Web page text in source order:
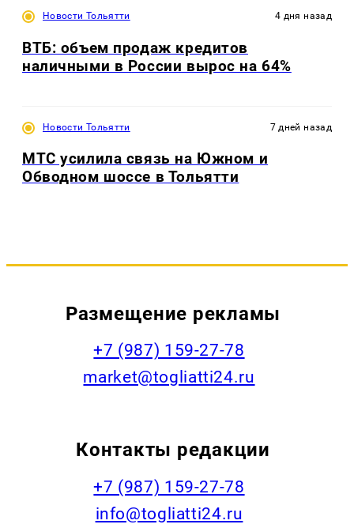
Новости Тольятти 4 дня назад
ВТБ: объем продаж кредитов
наличными в России вырос на 64%
Новости Тольятти 7 дней назад
МТС усилила связь на Южном и
Обводном шоссе в Тольятти
Размещение рекламы
+7 (987) 159-27-78
market@togliatti24.ru
Контакты редакции
+7 (987) 159-27-78
info@togliatti24.ru